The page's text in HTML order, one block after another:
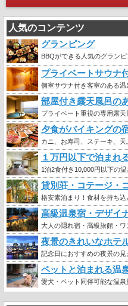
人気のコンテンツ
グランピング
BBQができる人気のグラン
プライベートサウナ
個室サウナ付き客室のある
部屋付き露天風呂の
プライベート重視の専用露
夕食がバイキングの
カニ、お寿司、ステーキ、
１万円以下で泊まれ
1泊2食付き10,000円以下の
貸別荘・コテージ・
格安素泊まり！食材を持ち込
高級温泉宿・デザイ
大人の隠れ宿・高級旅館・
夜景のきれいなホテ
記念日におすすめの夜景の
ペットと泊まれる温
愛犬・ペット同伴可能な温